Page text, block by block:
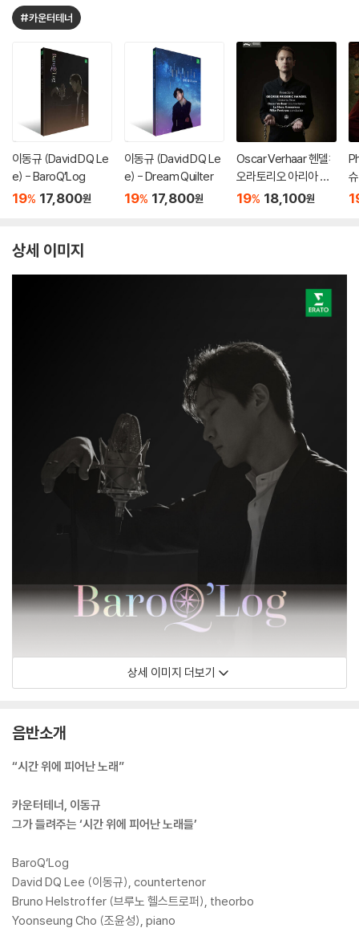
#카운터테너
이동규 (David DQ Le
e) - BaroQ’Log
19% 17,800원
이동규 (David DQ Le
e) - Dream Quilter
19% 17,800원
Oscar Verhaar 헨델:
오라토리오 아리아 선
집 (Handel: Oratorio
19% 18,100원
상세 이미지
상세 이미지 더보기
음반소개
“시간 위에 피어난 노래”
카운터테너, 이동규
그가 들려주는 ‘시간 위에 피어난 노래들’
BaroQ‘Log
David DQ Lee (이동규), countertenor
Bruno Helstroffer (브루노 헬스트로퍼), theorbo
Yoonseung Cho (조윤성), piano